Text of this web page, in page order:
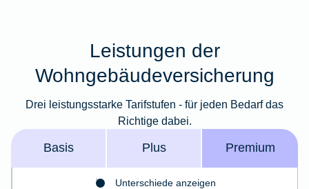
Leistungen der
Wohngebäudeversicherung
Drei leistungsstarke Tarifstufen - für jeden Bedarf das
Richtige dabei.
Basis Plus Premium
Unterschiede anzeigen